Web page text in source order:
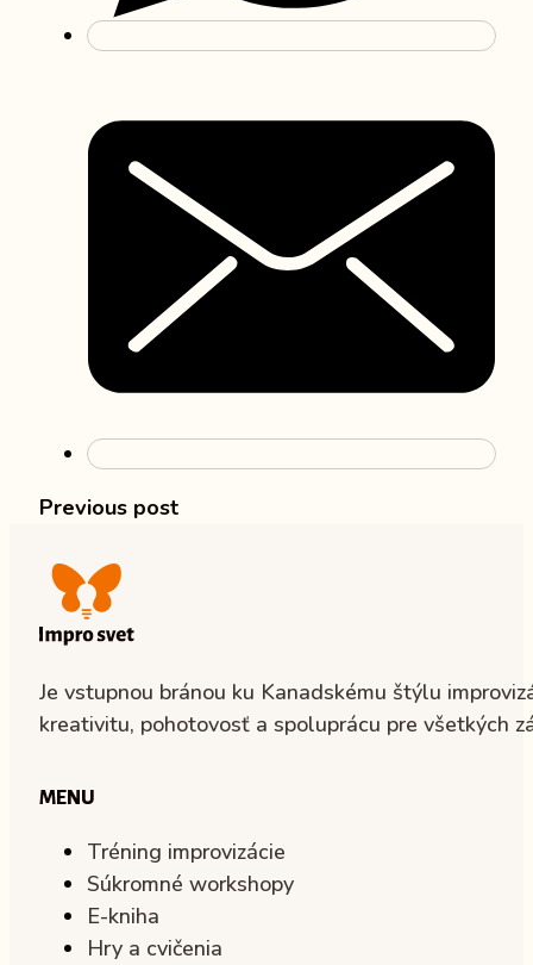
Previous post
Je vstupnou bránou ku Kanadskému štýlu
kreativitu, pohotovosť a spoluprácu pre všetkých
MENU
Tréning improvizácie
Súkromné workshopy
E-kniha
Hry a cvičenia